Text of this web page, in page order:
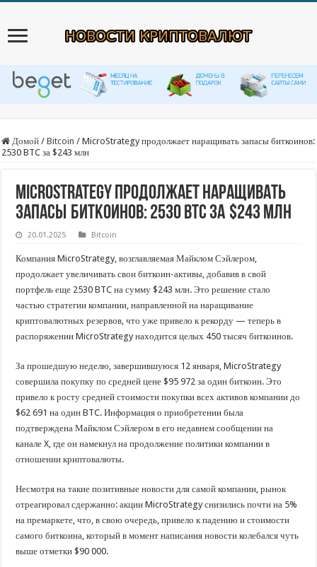
Домой / Bitcoin / MicroStrategy продолжает наращивать запасы биткоинов:
2530 BTC за $243 млн
MicroStrategy продолжает наращивать
запасы биткоинов: 2530 BTC за $243 млн
20.01.2025 Bitcoin
Компания MicroStrategy, возглавляемая Майклом Сэйлером,
продолжает увеличивать свои биткоин-активы, добавив в свой
портфель еще 2530 BTC на сумму $243 млн. Это решение стало
частью стратегии компании, направленной на наращивание
криптовалютных резервов, что уже привело к рекорду — теперь в
распоряжении MicroStrategy находится целых 450 тысяч биткоинов.
За прошедшую неделю, завершившуюся 12 января, MicroStrategy
совершила покупку по средней цене $95 972 за один биткоин. Это
привело к росту средней стоимости покупки всех активов компании до
$62 691 на один BTC. Информация о приобретении была
подтверждена Майклом Сэйлером в его недавнем сообщении на
канале X, где он намекнул на продолжение политики компании в
отношении криптовалюты.
Несмотря на такие позитивные новости для самой компании, рынок
отреагировал сдержанно: акции MicroStrategy снизились почти на 5%
на премаркете, что, в свою очередь, привело к падению и стоимости
самого биткоина, который в момент написания новости колебался чуть
выше отметки $90 000.